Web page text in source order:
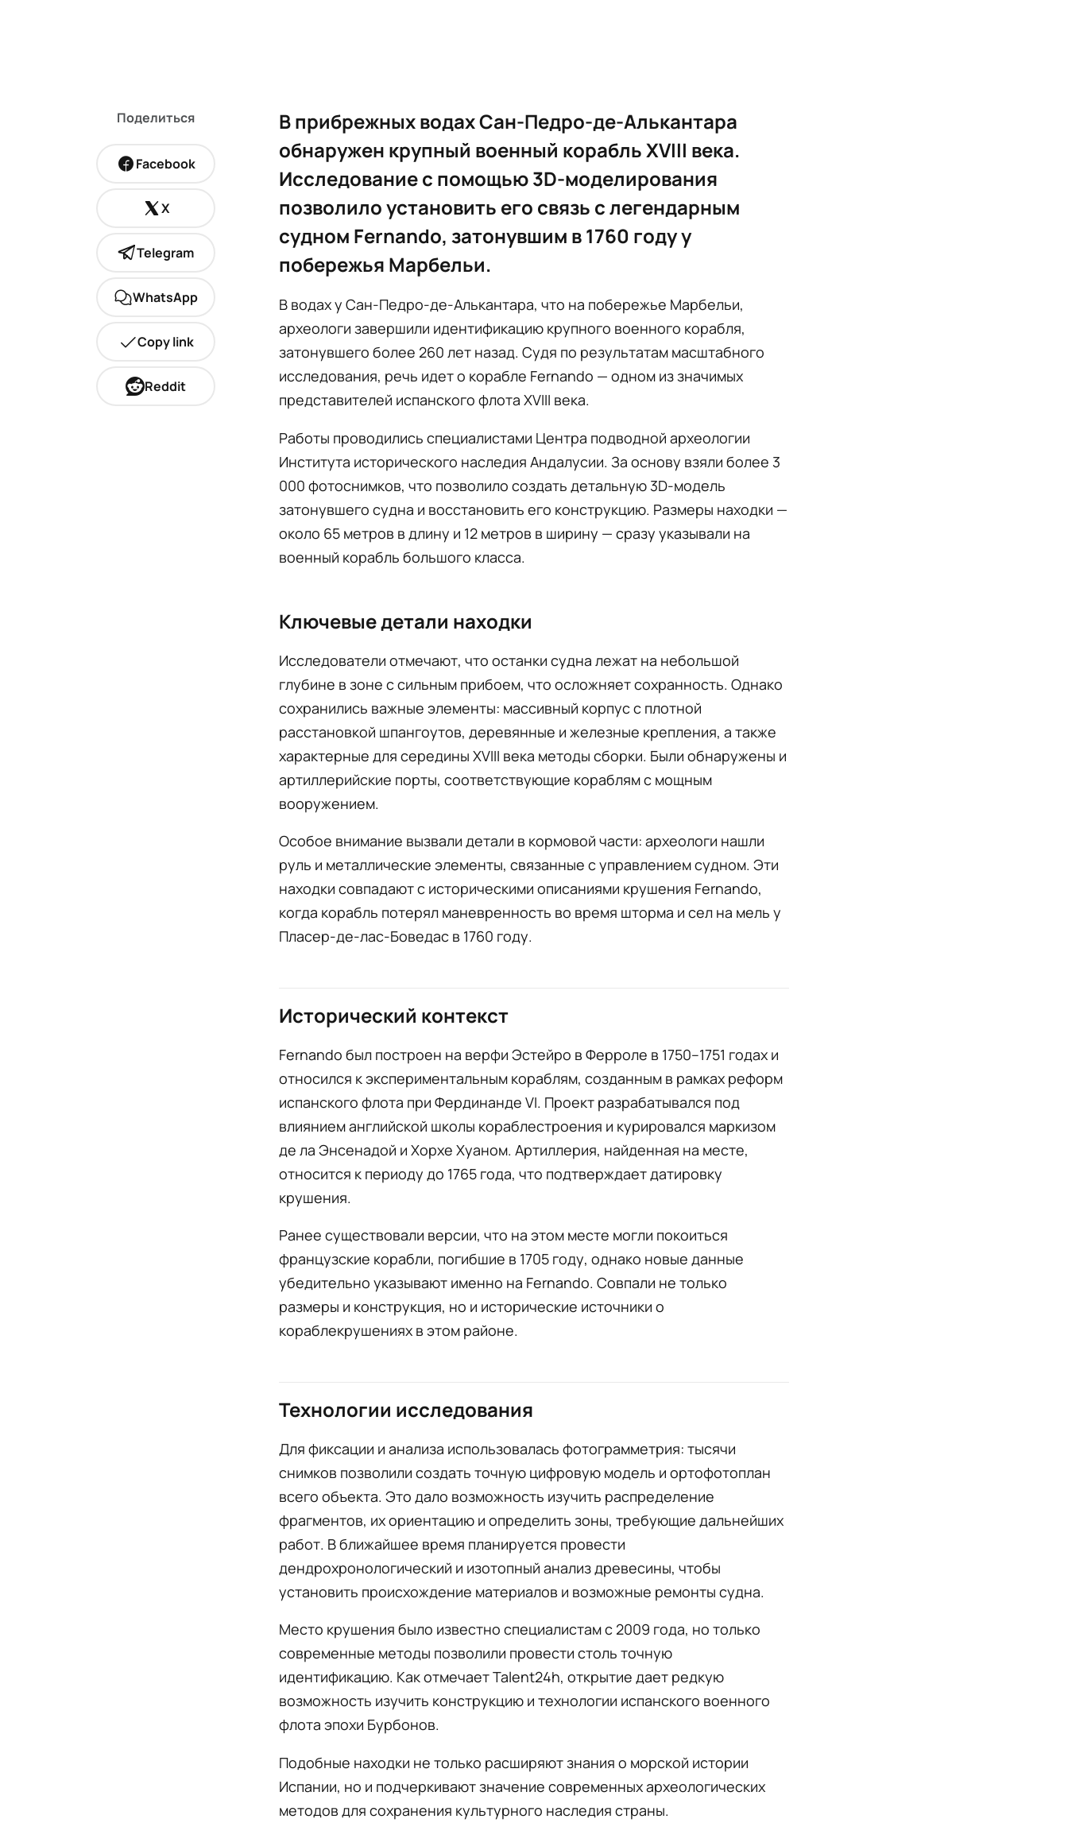
Поделиться
Facebook
X
Telegram
WhatsApp
Copy link
Reddit
В прибрежных водах Сан-Педро-де-Алькантара
обнаружен крупный военный корабль XVIII века.
Исследование с помощью 3D-моделирования
позволило установить его связь с легендарным
судном Fernando, затонувшим в 1760 году у
побережья Марбельи.
В водах у Сан-Педро-де-Алькантара, что на побережье Марбельи,
археологи завершили идентификацию крупного военного корабля,
затонувшего более 260 лет назад. Судя по результатам масштабного
исследования, речь идет о корабле Fernando — одном из значимых
представителей испанского флота XVIII века.
Работы проводились специалистами Центра подводной археологии
Института исторического наследия Андалусии. За основу взяли более 3
000 фотоснимков, что позволило создать детальную 3D-модель
затонувшего судна и восстановить его конструкцию. Размеры находки —
около 65 метров в длину и 12 метров в ширину — сразу указывали на
военный корабль большого класса.
Ключевые детали находки
Исследователи отмечают, что останки судна лежат на небольшой
глубине в зоне с сильным прибоем, что осложняет сохранность. Однако
сохранились важные элементы: массивный корпус с плотной
расстановкой шпангоутов, деревянные и железные крепления, а также
характерные для середины XVIII века методы сборки. Были обнаружены и
артиллерийские порты, соответствующие кораблям с мощным
вооружением.
Особое внимание вызвали детали в кормовой части: археологи нашли
руль и металлические элементы, связанные с управлением судном. Эти
находки совпадают с историческими описаниями крушения Fernando,
когда корабль потерял маневренность во время шторма и сел на мель у
Пласер-де-лас-Боведас в 1760 году.
Исторический контекст
Fernando был построен на верфи Эстейро в Ферроле в 1750–1751 годах и
относился к экспериментальным кораблям, созданным в рамках реформ
испанского флота при Фердинанде VI. Проект разрабатывался под
влиянием английской школы кораблестроения и курировался маркизом
де ла Энсенадой и Хорхе Хуаном. Артиллерия, найденная на месте,
относится к периоду до 1765 года, что подтверждает датировку
крушения.
Ранее существовали версии, что на этом месте могли покоиться
французские корабли, погибшие в 1705 году, однако новые данные
убедительно указывают именно на Fernando. Совпали не только
размеры и конструкция, но и исторические источники о
кораблекрушениях в этом районе.
Технологии исследования
Для фиксации и анализа использовалась фотограмметрия: тысячи
снимков позволили создать точную цифровую модель и ортофотоплан
всего объекта. Это дало возможность изучить распределение
фрагментов, их ориентацию и определить зоны, требующие дальнейших
работ. В ближайшее время планируется провести
дендрохронологический и изотопный анализ древесины, чтобы
установить происхождение материалов и возможные ремонты судна.
Место крушения было известно специалистам с 2009 года, но только
современные методы позволили провести столь точную
идентификацию. Как отмечает Talent24h, открытие дает редкую
возможность изучить конструкцию и технологии испанского военного
флота эпохи Бурбонов.
Подобные находки не только расширяют знания о морской истории
Испании, но и подчеркивают значение современных археологических
методов для сохранения культурного наследия страны.